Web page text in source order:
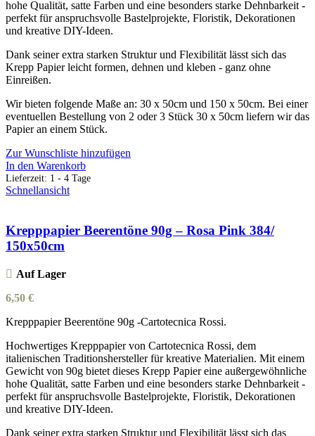
hohe Qualität, satte Farben und eine besonders starke Dehnbarkeit -
perfekt für anspruchsvolle Bastelprojekte, Floristik, Dekorationen
und kreative DIY-Ideen.
Dank seiner extra starken Struktur und Flexibilität lässt sich das
Krepp Papier leicht formen, dehnen und kleben - ganz ohne
Einreißen.
Wir bieten folgende Maße an: 30 x 50cm und 150 x 50cm. Bei einer
eventuellen Bestellung von 2 oder 3 Stück 30 x 50cm liefern wir das
Papier an einem Stück.
Zur Wunschliste hinzufügen
In den Warenkorb
Lieferzeit: 1 - 4 Tage
Schnellansicht
Krepppapier Beerentöne 90g – Rosa Pink 384/
150x50cm
Auf Lager
6,50 €
Krepppapier Beerentöne 90g -Cartotecnica Rossi.
Hochwertiges Krepppapier von Cartotecnica Rossi, dem
italienischen Traditionshersteller für kreative Materialien. Mit einem
Gewicht von 90g bietet dieses Krepp Papier eine außergewöhnliche
hohe Qualität, satte Farben und eine besonders starke Dehnbarkeit -
perfekt für anspruchsvolle Bastelprojekte, Floristik, Dekorationen
und kreative DIY-Ideen.
Dank seiner extra starken Struktur und Flexibilität lässt sich das